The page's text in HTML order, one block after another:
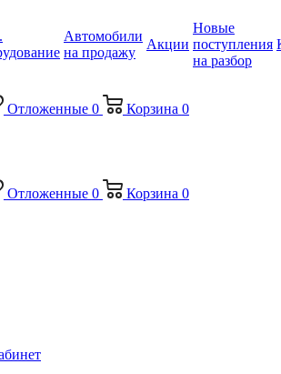
Автомобили
на продажу
Акции
Новые
поступления
на разбор
Отложенные 0 Корзина 0
Отложенные 0 Корзина 0